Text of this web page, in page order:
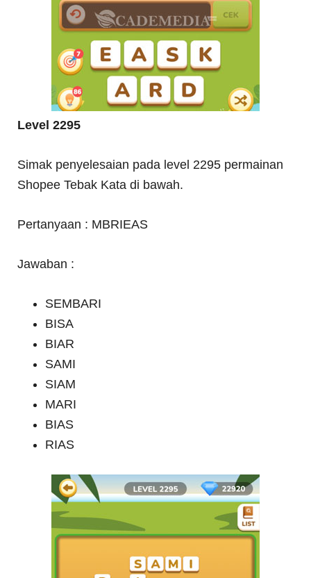
Level 2295
Simak penyelesaian pada level 2295 permainan
Shopee Tebak Kata di bawah.
Pertanyaan : MBRIEAS
Jawaban :
SEMBARI
BISA
BIAR
SAMI
SIAM
MARI
BIAS
RIAS